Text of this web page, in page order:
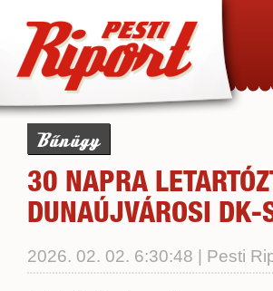
Bűnügy
30 NAPRA
DUNAÚJVÁROSI DK-
2026. 02. 02. 6:30:48 | Pesti